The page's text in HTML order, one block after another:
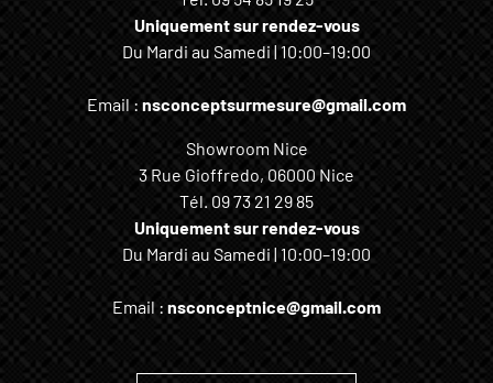
Uniquement sur rendez-vous
Du Mardi au Samedi | 10:00–19:00
Email : nsconceptsurmesure@gmail.com
Showroom Nice
3 Rue Gioffredo, 06000 Nice
Tél. 09 73 21 29 85
Uniquement sur rendez-vous
Du Mardi au Samedi | 10:00–19:00
Email : nsconceptnice@gmail.com